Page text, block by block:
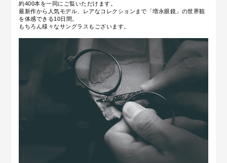
約400本を一同にご覧いただけます。
最新作から人気モデル、レアなコレクションまで「増永眼鏡」の世界観
を体感できる10日間。
もちろん様々なサングラスもございます。